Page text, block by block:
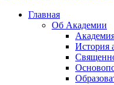
Главная
Об Академии
История